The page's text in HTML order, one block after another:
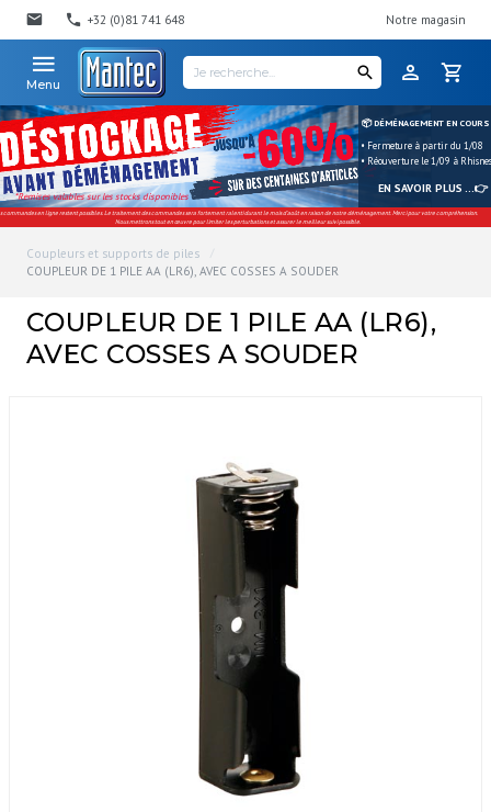
+32 (0)81 741 648 Notre magasin
Menu
*Remises valables sur les stocks disponibles
📦 DÉMÉNAGEMENT EN COURS
• Fermeture à partir du 1/08
• Réouverture le 1/09 à
EN SAVOIR PLUS ...👉
commandes en ligne restent possibles. Le traitement des commandes sera fortement ralenti durant le mois d'août en raison de notre déménagement. Merci pour votre compréhension.
Nous mettrons tout en œuvre pour limiter les perturbations et assurer le meilleur suivi possible.
Coupleurs et supports de piles
COUPLEUR DE 1 PILE AA (LR6), AVEC COSSES A SOUDER
COUPLEUR DE 1 PILE AA (LR6),
AVEC COSSES A SOUDER